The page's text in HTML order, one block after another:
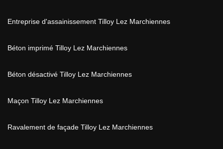
Entreprise d'assainissement Tilloy Lez Marchiennes
Béton imprimé Tilloy Lez Marchiennes
Béton désactivé Tilloy Lez Marchiennes
Maçon Tilloy Lez Marchiennes
Ravalement de façade Tilloy Lez Marchiennes